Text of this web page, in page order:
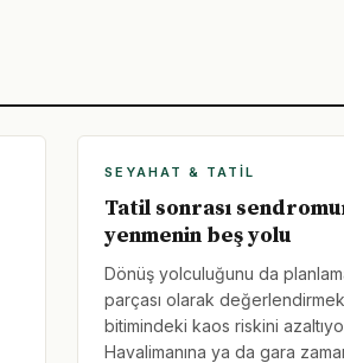
SEYAHAT & TATIL
Tatil sonrası
yenmenin beş yolu
Dönüş yolculuğunu da
parçası olarak
bitimindeki kaos riskini
Havalimanına ya da gara